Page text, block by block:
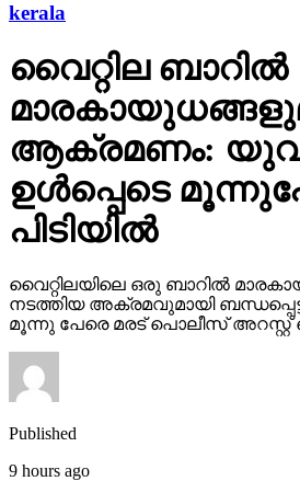
kerala
വൈറ്റില ബാറില്‍
ആക്രമണം:
ഉള്‍പ്പെടെ
പിടിയില്‍
വൈറ്റിലയിലെ ഒരു ബാറില്‍
നടത്തിയ അക്രമവുമായി
മൂന്നു പേരെ മരട് പൊലീസ്
Published
9 hours ago